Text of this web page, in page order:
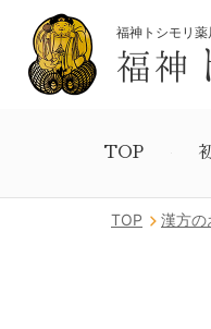
福神トシモリ
福神
TOP
TOP 漢方の